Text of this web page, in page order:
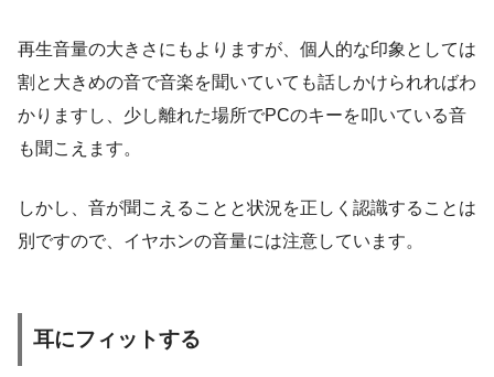
再生音量の大きさにもよりますが、個人的な印象としては
割と大きめの音で音楽を聞いていても話しかけられればわ
かりますし、少し離れた場所でPCのキーを叩いている音
も聞こえます。
しかし、音が聞こえることと状況を正しく認識することは
別ですので、イヤホンの音量には注意しています。
耳にフィットする